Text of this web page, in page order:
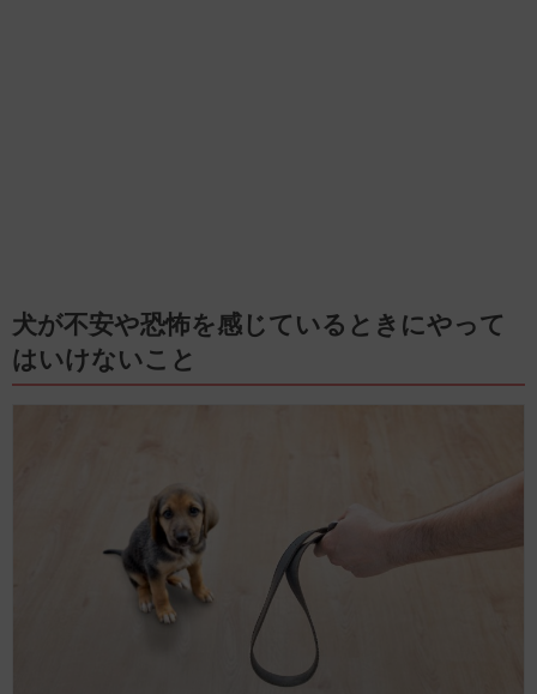
犬が不安や恐怖を感じているときにやって
はいけないこと